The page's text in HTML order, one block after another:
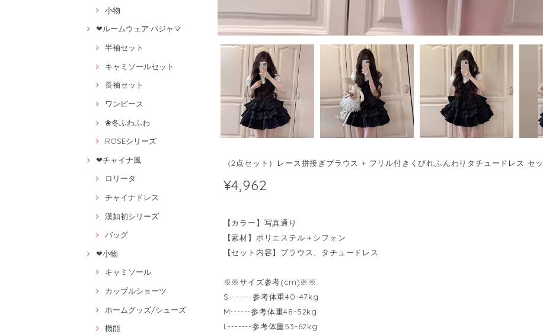
小物
❤ルームウェア·パジャマ
半袖セット
キャミソールセット
長袖セット
ワンピース
❀冬ふわふわ
ROSEシリーズ
❤チャイナ風
ロリータ
チャイナドレス
漢如初シリーズ
バッグ
❤小物
キャミソール
カップルショーツ
ホームグッズ/シューズ
機能
（2点セット）レース拼接ぎブラウス + フリル付きくびれふんわりタチュードレス セ
¥4,962
【カラー】写真通り
【素材】ポリエステル＋シフォン
【セット内容】ブラウス、タチュードレス
※※サイズ参考(cm)※※
S-------参考体重40-47kg
M------参考体重48-52kg
L-------参考体重53-62kg